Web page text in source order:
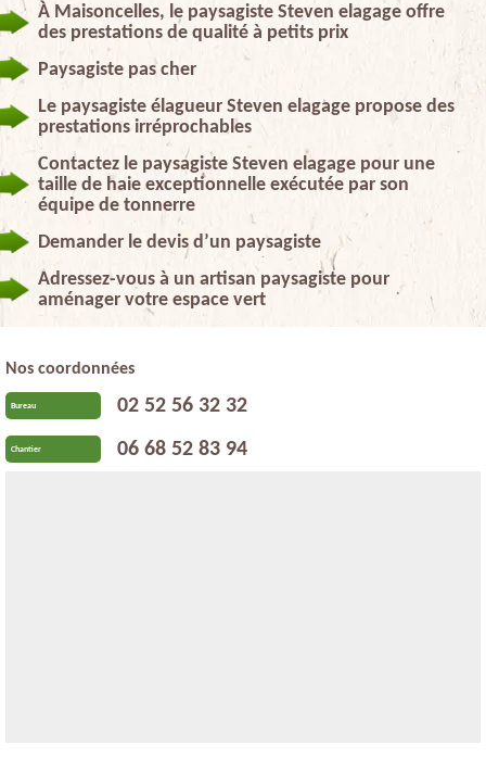
À Maisoncelles, le paysagiste Steven elagage offre
des prestations de qualité à petits prix
Paysagiste pas cher
Le paysagiste élagueur Steven elagage propose des
prestations irréprochables
Contactez le paysagiste Steven elagage pour une
taille de haie exceptionnelle exécutée par son
équipe de tonnerre
Demander le devis d’un paysagiste
Adressez-vous à un artisan paysagiste pour
aménager votre espace vert
Nos coordonnées
Bureau 02 52 56 32 32
Chantier 06 68 52 83 94